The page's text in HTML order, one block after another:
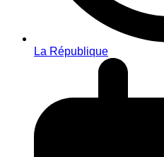
La République